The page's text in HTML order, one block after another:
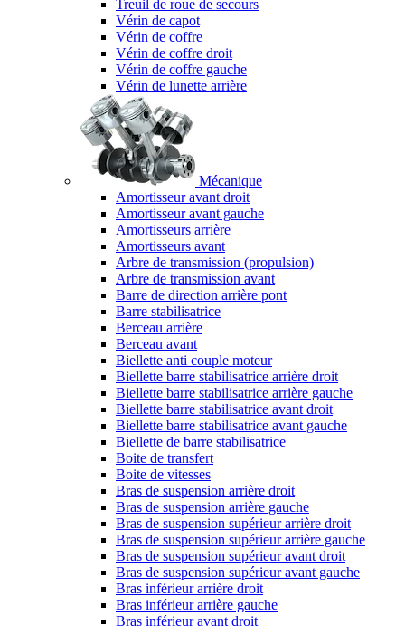
Treuil de roue de secours
Vérin de capot
Vérin de coffre
Vérin de coffre droit
Vérin de coffre gauche
Vérin de lunette arrière
Mécanique
Amortisseur avant droit
Amortisseur avant gauche
Amortisseurs arrière
Amortisseurs avant
Arbre de transmission (propulsion)
Arbre de transmission avant
Barre de direction arrière pont
Barre stabilisatrice
Berceau arrière
Berceau avant
Biellette anti couple moteur
Biellette barre stabilisatrice arrière droit
Biellette barre stabilisatrice arrière gauche
Biellette barre stabilisatrice avant droit
Biellette barre stabilisatrice avant gauche
Biellette de barre stabilisatrice
Boite de transfert
Boite de vitesses
Bras de suspension arrière droit
Bras de suspension arrière gauche
Bras de suspension supérieur arrière droit
Bras de suspension supérieur arrière gauche
Bras de suspension supérieur avant droit
Bras de suspension supérieur avant gauche
Bras inférieur arrière droit
Bras inférieur arrière gauche
Bras inférieur avant droit